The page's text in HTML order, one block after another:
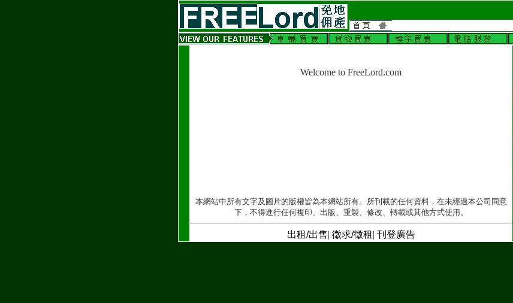
Welcome to FreeLord.com
本網站中所有文字及圖片的版權皆為本網站所有。所刊載的任何資料，在未經過本公司同意
下，不得進行任何複印、出版、重製、修改、轉載或其他方式使用。
出租/出售| 徵求/徵租 | 刊登廣告